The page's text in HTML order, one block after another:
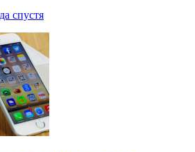
спустя